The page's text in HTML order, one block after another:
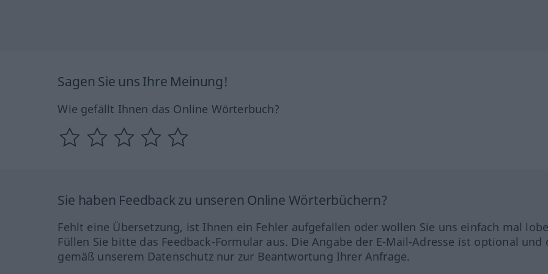
Sagen Sie uns Ihre Meinung!
Wie gefällt Ihnen das Online Wörterbuch?
Sie haben Feedback zu unseren Online Wörterbüchern?
Fehlt eine Übersetzung, ist Ihnen ein Fehler aufgefallen oder wollen Sie uns einfach mal
Füllen Sie bitte das Feedback-Formular aus. Die Angabe der E-Mail-Adresse ist optional und
gemäß unserem Datenschutz nur zur Beantwortung Ihrer Anfrage.